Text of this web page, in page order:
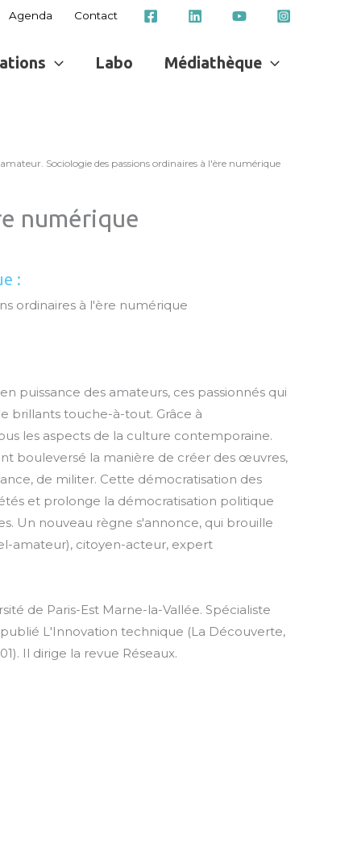
Agenda Contact
Labo Médiathèque
Sociologie des passions ordinaires à l'ère numérique
numérique
:
ordinaires à l'ère numérique
puissance des amateurs, ces passionnés qui
brillants touche-à-tout. Grâce à
les aspects de la culture contemporaine.
bouleversé la manière de créer des œuvres,
de militer. Cette démocratisation des
et prolonge la démocratisation politique
Un nouveau règne s'annonce, qui brouille
amateur), citoyen-acteur, expert
de Paris-Est Marne-la-Vallée. Spécialiste
L'Innovation technique (La Découverte,
Il dirige la revue Réseaux.